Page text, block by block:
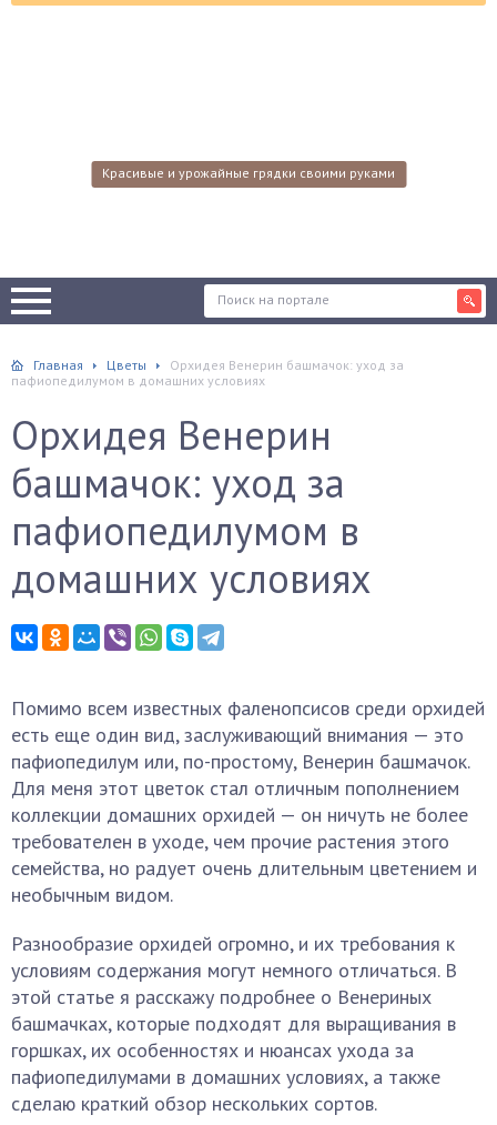
Красивые и урожайные грядки своими руками
Главная Цветы
Орхидея Венерин башмачок: уход за
пафиопедилумом в домашних условиях
Орхидея Венерин
башмачок: уход за
пафиопедилумом в
домашних условиях
Помимо всем известных фаленопсисов среди орхидей
есть еще один вид, заслуживающий внимания — это
пафиопедилум или, по-простому, Венерин башмачок.
Для меня этот цветок стал отличным пополнением
коллекции домашних орхидей — он ничуть не более
требователен в уходе, чем прочие растения этого
семейства, но радует очень длительным цветением и
необычным видом.
Разнообразие орхидей огромно, и их требования к
условиям содержания могут немного отличаться. В
этой статье я расскажу подробнее о Венериных
башмачках, которые подходят для выращивания в
горшках, их особенностях и нюансах ухода за
пафиопедилумами в домашних условиях, а также
сделаю краткий обзор нескольких сортов.